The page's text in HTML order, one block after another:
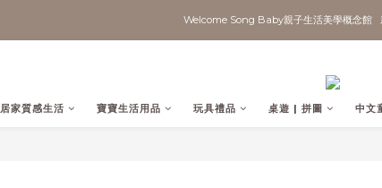
Welcome Song Baby親子生活美學概念館
居家質感生活 寶寶生活用品 玩具禮品 桌遊 | 拼圖 中文